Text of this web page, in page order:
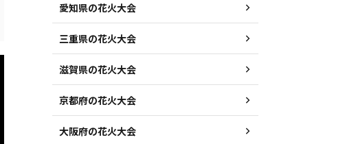
愛知県の花火大会
三重県の花火大会
滋賀県の花火大会
京都府の花火大会
大阪府の花火大会